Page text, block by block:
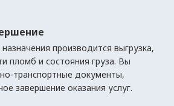
производится выгрузка,
пломб и состояния груза. Вы
транспортные документы,
завершение оказания услуг.